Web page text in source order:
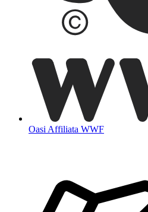
Oasi Affiliata WWF